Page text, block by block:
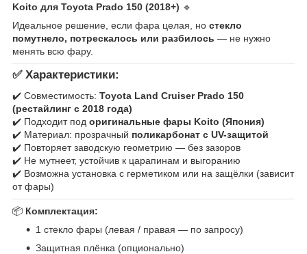
Koito для Toyota Prado 150 (2018+) 🔹
Идеальное решение, если фара целая, но стекло
помутнело, потрескалось или разбилось — не нужно
менять всю фару.
✅ Характеристики:
✔️ Совместимость: Toyota Land Cruiser Prado 150
(рестайлинг с 2018 года)
✔️ Подходит под оригинальные фары Koito (Япония)
✔️ Материал: прозрачный поликарбонат с UV-защитой
✔️ Повторяет заводскую геометрию — без зазоров
✔️ Не мутнеет, устойчив к царапинам и выгоранию
✔️ Возможна установка с герметиком или на защёлки (зависит
от фары)
📦 Комплектация:
1 стекло фары (левая / правая — по запросу)
Защитная плёнка (опционально)